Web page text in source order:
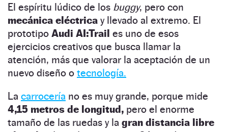
El espíritu lúdico de los buggy, pero con
mecánica eléctrica y llevado al extremo. El
prototipo Audi AI:Trail es uno de esos
ejercicios creativos que busca llamar la
atención, más que valorar la aceptación de un
nuevo diseño o tecnología.
La carrocería no es muy grande, porque mide
4,15 metros de longitud, pero el enorme
tamaño de las ruedas y la gran distancia libre